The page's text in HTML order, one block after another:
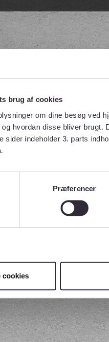
brug af cookies
om dine besøg ved
hvordan disse bliver
sider indeholder 3. parts
Præferencer
cookies